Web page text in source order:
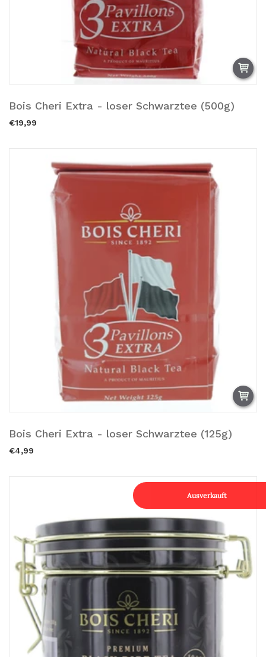
Bois Cheri Extra - loser Schwarztee (500g)
€19,99
Bois Cheri Extra - loser Schwarztee (125g)
€4,99
Ausverkauft